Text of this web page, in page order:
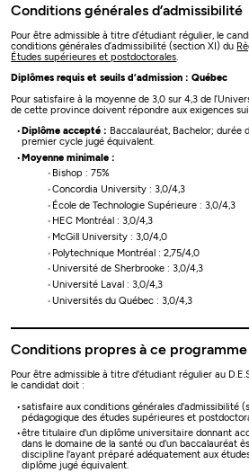
Conditions générales d’admissibilité
Pour être admissible à titre d’étudiant régulier, le
conditions générales d’admissibilité (section XI) du
Études supérieures et postdoctorales.
Diplômes requis et seuils d’admission : Québec
Pour satisfaire à la moyenne de 3,0 sur 4,3 de
de cette province doivent répondre aux exigences
Diplôme accepté : Baccalauréat, Bachelor; durée
premier cycle jugé équivalent.
Moyenne minimale :
Bishop : 75%
Concordia University : 3,0/4,3
École de Technologie Supérieure : 3,0/4,3
HEC Montréal : 3,0/4,3
McGill University : 3,0/4,0
Polytechnique Montréal : 2,75/4,0
Université de Sherbrooke : 3,0/4,3
Université Laval : 3,0/4,3
Universités du Québec : 3,0/4,3
Conditions propres à ce programme
Pour être admissible à titre d'étudiant régulier au
le candidat doit :
satisfaire aux conditions générales d'admissibilité
pédagogique des études supérieures et
être titulaire d'un diplôme universitaire donnant
dans le domaine de la santé ou d'un baccalauréat
discipline l'ayant préparé adéquatement aux
diplôme jugé équivalent.